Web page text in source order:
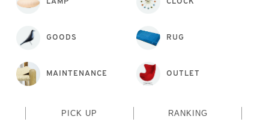
LAMP CLOCK
GOODS RUG
MAINTENANCE OUTLET
PICK UP RANKING